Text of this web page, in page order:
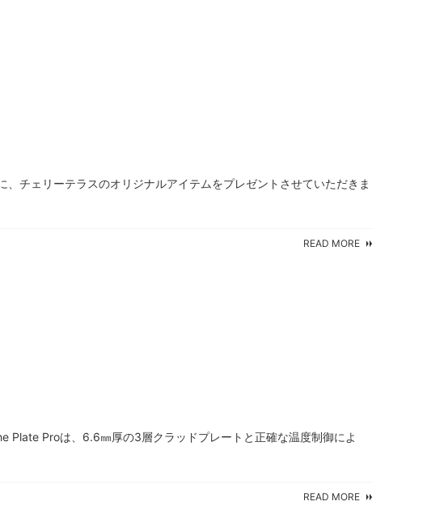
チェリーテラスのオリジナルアイテムをプレゼントさせていただきま
READ MORE
Plate Proは、6.6㎜厚の3層クラッドプレートと正確な温度制御によ
READ MORE